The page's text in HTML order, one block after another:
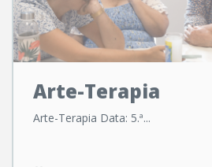
Arte-Terapia
Arte-Terapia Data: 5.ª...